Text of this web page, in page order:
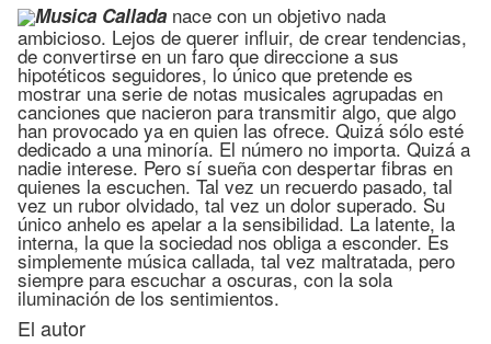
Musica Callada nace con un objetivo nada
ambicioso. Lejos de querer influir, de crear tendencias,
de convertirse en un faro que direccione a sus
hipotéticos seguidores, lo único que pretende es
mostrar una serie de notas musicales agrupadas en
canciones que nacieron para transmitir algo, que algo
han provocado ya en quien las ofrece. Quizá sólo esté
dedicado a una minoría. El número no importa. Quizá a
nadie interese. Pero sí sueña con despertar fibras en
quienes la escuchen. Tal vez un recuerdo pasado, tal
vez un rubor olvidado, tal vez un dolor superado. Su
único anhelo es apelar a la sensibilidad. La latente, la
interna, la que la sociedad nos obliga a esconder. Es
simplemente música callada, tal vez maltratada, pero
siempre para escuchar a oscuras, con la sola
iluminación de los sentimientos.
El autor